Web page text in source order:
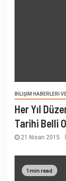
BILIŞIM HABERLERI
Her Yıl
Tarihi Belli
21 Nisan 2015
1 min read